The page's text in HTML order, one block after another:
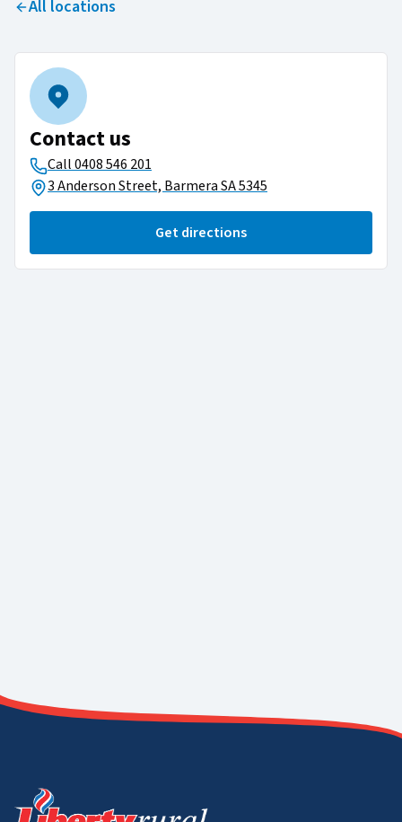
All locations
Contact us
Call0408 546 201​​​​‌ ‍ ​‍​‍‌‍ ‌ ​‍‌‍‍‌‌‍‌ ‌‍‍‌‌‍ ‍​‍​‍​ ‍‍​‍​‍‌ ​ ‌‍​‌‌‍ ‍‌‍‍‌‌ ‌​‌ ‍‌​‍ ‍‌‍‍‌‌‍ ​‍​‍​‍ ​​‍​‍‌‍‍​‌ ​‍‌‍‌‌‌‍‌‍​‍​‍​ ‍‍​‍​‍‌‍‍​‌ ‌​‌ ‌​‌ ​​‌ ​ ​ ‍‍​‍ ​‍ ‌‍ ​‌‍‍‌‌‍​‍‌‍‌‌‌ ​‍‌ ‌​‌ ‍‌​‍ ‌‌ ​ ‌ ‌​‌ ‌‌‌‍‌​‌‍‍‌‌‍ ​‍ ‍‌ ‌‍‌‍‌‌‌ ​‍‌‍​ ‌‍‌‌‌‍ ​​‍ ‍‌‍​‌‌ ​​‌ ​​​‍ ‌‍‍‌‌‍ ‍‌ ‌​‌‍‌‌‌‍ ‍‌ ‌​​‍ ‌‍‌‌‌‍‌​‌‍‍‌‌ ‌​​‍ ‌‍ ‌‌‍ ‌‍‌​‌‍‌‌​ ‌‌ ​​‌ ​‍‌‍‌‌‌ ​ ‌‍‌‌‌‍ ‍‌ ‌​‌‍​‌‌ ‌​‌‍‍‌‌‍ ‌‍ ‍​ ‍ ‌‍‍‌‌‍‌​​ ‌‌‍ ​‌‍ ‌‍​ ‌‍​‌‌ ‌​‌‍‍‌‌‍ ‌‍ ‍​‍ ‌‌‍​‍‌‍​‌‌ ​‍‌‍ ‌‌‍‌‌‌ ​‍‌‍​‌​ ‍ ‌ ‌​‌ ‍‌‌ ​​‌‍‌‌​ ‌‌‍ ​‌‍ ‌‍​ ‌‍​‌‌ ‌​‌‍‍‌‌‍ ‌‍ ‍​ ‍ ‌ ​​‌‍​‌‌ ‌​‌‍‍​​ ‌‌ ​​‌‍‍​‌‍ ‌‍ ‍‌‍‌‌‌​ ‍‌ ‌‌‌‍ ‌‌‍​‍‌‍‌‌‌ ​‍​ ‌‍​‍‌‍​‌‌ ​ ‌‍‌‌‌‌‌‌‌ ​‍‌‍ ​​ ‌‌‍‍​‌ ‌​‌ ‌​‌ ​​‌ ​ ​‍‌‌​ ​ ‌​​‌​‍‌‌​ ​‍‌​‌‍​‍‌‌​ ​‍‌​‌‍‌‍ ​‌‍‍‌‌‍​‍‌‍‌‌‌ ​‍‌ ‌​‌ ‍‌​‍ ‌‌ ​ ‌ ‌​‌ ‌‌‌‍‌​‌‍‍‌‌‍ ​‍ ‍‌ ‌‍‌‍‌‌‌ ​‍‌‍​ ‌‍‌‌‌‍ ​​‍ ‍‌‍​‌‌ ​​‌ ​​​‍‌‍‌‍‍‌‌‍‌​​ ‌‌‍ ​‌‍ ‌‍​ ‌‍​‌‌ ‌​‌‍‍‌‌‍ ‌‍ ‍​‍ ‌‌‍​‍‌‍​‌‌ ​‍‌‍ ‌‌‍‌‌‌ ​‍‌‍​‌​‍‌‍‌ ‌​‌ ‍‌‌ ​​‌‍‌‌​ ‌‌‍ ​‌‍ ‌‍​ ‌‍​‌‌ ‌​‌‍‍‌‌‍ ‌‍ ‍​‍‌‍‌ ​​‌‍​‌‌ ‌​‌‍‍​​ ‌‌ ​​‌‍‍​‌‍ ‌‍ ‍‌‍‌‌‌​ ‍‌ ‌‌‌‍ ‌‌‍​‍‌‍‌‌‌ ​‍​‍‌‍‌ ​​‌‍‌‌‌ ​‍‌ ​ ‌ ​​‌‍‌‌‌‍​ ‌ ‌​‌‍‍‌‌ ‌‍‌‍‌‌​ ‌‌ ​​‌ ‌‌‌‍​‍‌‍ ​‌‍‍‌‌ ​ ‌‍‍​‌‍‌‌‌‍‌​​‍​‍‌ ‌
3 Anderson Street, Barmera SA 5345
Get directions